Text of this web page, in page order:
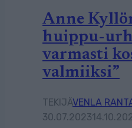
Anne
huippu-
varmasti
valmiiksi”
TEKIJÄVENLA
30.07.2023